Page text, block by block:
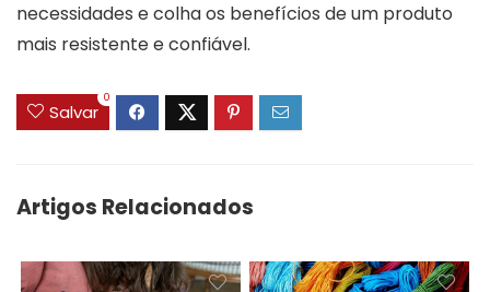
necessidades e colha os benefícios de um produto
mais resistente e confiável.
Salvar
0
Artigos Relacionados